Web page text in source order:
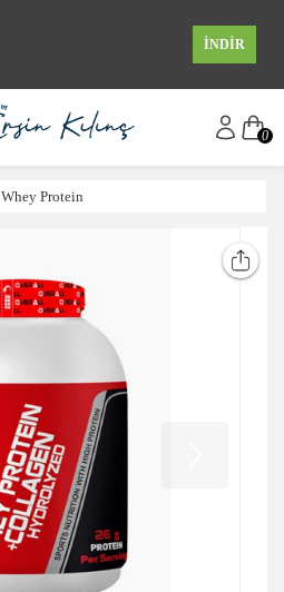
İNDİR
0
Whey Protein